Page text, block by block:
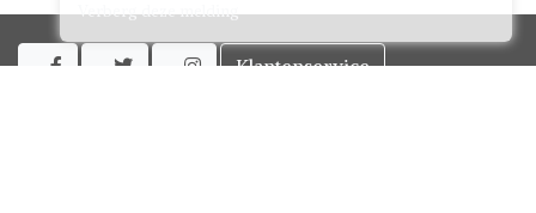
   Klantenservice
Verberg deze melding